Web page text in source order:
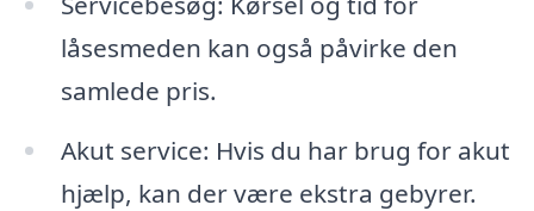
låsesmeden kan også påvirke den
samlede pris.
Akut service: Hvis du har brug for akut
hjælp, kan der være ekstra gebyrer.